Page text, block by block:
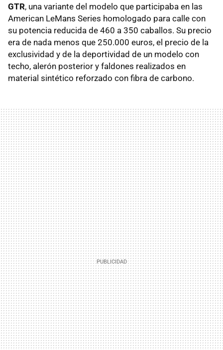
GTR, una variante del modelo que participaba en las
American LeMans Series homologado para calle con
su potencia reducida de 460 a 350 caballos. Su precio
era de nada menos que 250.000 euros, el precio de la
exclusividad y de la deportividad de un modelo con
techo, alerón posterior y faldones realizados en
material sintético reforzado con fibra de carbono.